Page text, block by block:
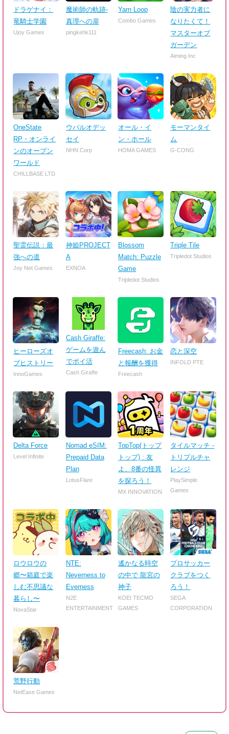
ドラゲナイ：
竜騎士学園
Ujoy Games
魔術師の軌跡-
真理への扉
pingkehk111
Yarn Loop
Combo Games
陰の実力者に
なりたくて！
マスターオブ
ガーデン
Aiming Inc
OneState
RP・オンライ
ンのオープン
ワールド
CHILLBASE LTD
ウパルオデッ
セイ
NHN Corp
オール・イ
ン・ホール
HOMA GAMES
モーマンタイ
ム
G-CONG
聖霊伝説：最
強への道
Joy Net Games
神姫PROJECT
A
EXNOA
Blossom
Match: Puzzle
Game
Tripledot Studios
Triple Tile
Tripledot Studios
ヒーローズオ
ブヒストリー
InnoGames
Cash Giraffe:
ゲームを遊ん
でポイ活
Cash Giraffe
Freecash: お金
と報酬を獲得
Freecash
恋と深空
INFOLD PTE
Delta Force
Level Infinite
Nomad eSIM:
Prepaid Data
Plan
LotusFlare
TopTop(トップ
トップ) : 友
よ、8番の怪異
を探ろう！
MX INNOVATION
タイルマッチ -
トリプルチャ
レンジ
PlaySimple
Games
ロウロウの
郷〜箱庭で楽
しむ不思議な
暮らし〜
NovaStar
NTE:
Neverness to
Everness
N2E
ENTERTAINMENT
遙かなる時空
の中で 龍宮の
神子
KOEI TECMO
GAMES
プロサッカー
クラブをつく
ろう！
SEGA
CORPORATION
荒野行動
NetEase Games